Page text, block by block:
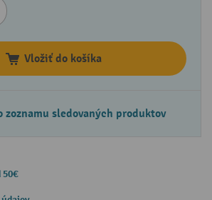
Vložiť do košíka
zoznamu sledovaných produktov
50€